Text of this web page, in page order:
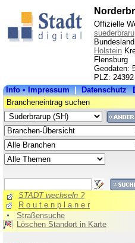
Offizielle
Holstein
Flensburg
Geodaten:
PLZ: